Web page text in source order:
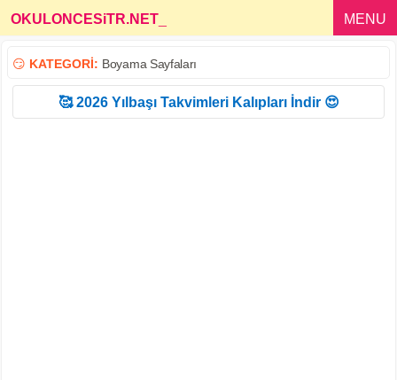
OKULONCESiTR.NET MENU
😏 KATEGORİ: Boyama Sayfaları
🥰 2026 Yılbaşı Takvimleri Kalıpları İndir 😍